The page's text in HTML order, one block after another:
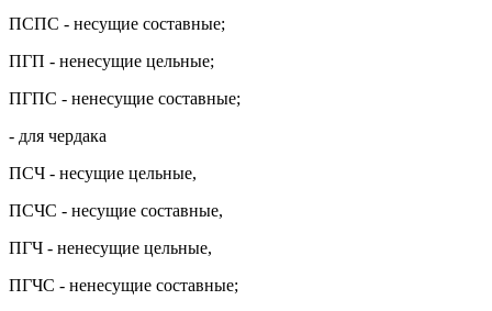
ПСПС - несущие составные;
ПГП - ненесущие цельные;
ПГПС - ненесущие составные;
- для чердака
ПСЧ - несущие цельные,
ПСЧС - несущие составные,
ПГЧ - ненесущие цельные,
ПГЧС - ненесущие составные;